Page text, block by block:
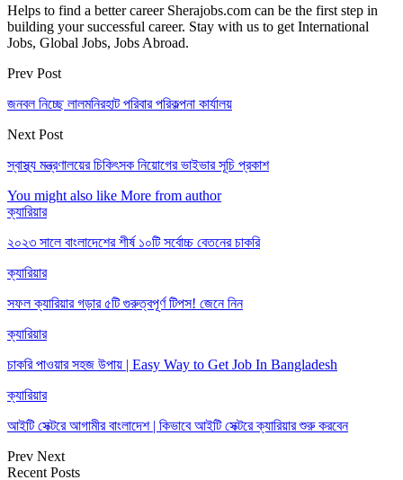
Helps to find a better career Sherajobs.com can be the first step in
building your successful career. Stay with us to get International
Jobs, Global Jobs, Jobs Abroad.
Prev Post
জনবল নিচ্ছে লালমনিরহাট পরিবার পরিকল্পনা কার্যালয়
Next Post
স্বাস্থ্য মন্ত্রণালয়ের চিকিৎসক নিয়োগের ভাইভার সূচি প্রকাশ
You might also like More from author
ক্যারিয়ার
২০২৩ সালে বাংলাদেশের শীর্ষ ১০টি সর্বোচ্চ বেতনের চাকরি
ক্যারিয়ার
সফল ক্যারিয়ার গড়ার ৫টি গুরুত্বপূর্ণ টিপস! জেনে নিন
ক্যারিয়ার
চাকরি পাওয়ার সহজ উপায় | Easy Way to Get Job In Bangladesh
ক্যারিয়ার
আইটি সেক্টরে আগামীর বাংলাদেশ | কিভাবে আইটি সেক্টরে ক্যারিয়ার শুরু করবেন
Prev Next
Recent Posts